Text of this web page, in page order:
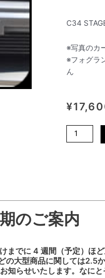
C34
※写真のカ
※フォグラ
ん
¥
NISSAN
C34
グ
フ
ィ
ッ
シ
ャ
のご案内
までに 4 週間（予定）ほど
の大型商品に関しては2.5か
知らせいたします。なにと